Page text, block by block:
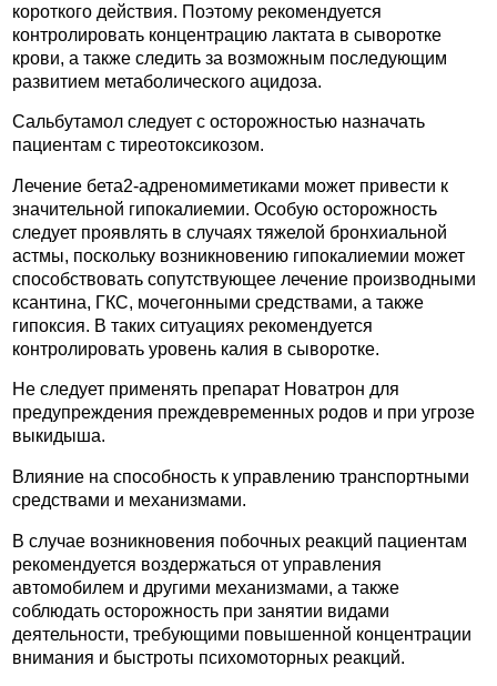
короткого действия. Поэтому рекомендуется
контролировать концентрацию лактата в сыворотке
крови, а также следить за возможным последующим
развитием метаболического ацидоза.
Сальбутамол следует с осторожностью назначать
пациентам с тиреотоксикозом.
Лечение бета2-адреномиметиками может привести к
значительной гипокалиемии. Особую осторожность
следует проявлять в случаях тяжелой бронхиальной
астмы, поскольку возникновению гипокалиемии может
способствовать сопутствующее лечение производными
ксантина, ГКС, мочегонными средствами, а также
гипоксия. В таких ситуациях рекомендуется
контролировать уровень калия в сыворотке.
Не следует применять препарат Новатрон для
предупреждения преждевременных родов и при угрозе
выкидыша.
Влияние на способность к управлению транспортными
средствами и механизмами.
В случае возникновения побочных реакций пациентам
рекомендуется воздержаться от управления
автомобилем и другими механизмами, а также
соблюдать осторожность при занятии видами
деятельности, требующими повышенной концентрации
внимания и быстроты психомоторных реакций.